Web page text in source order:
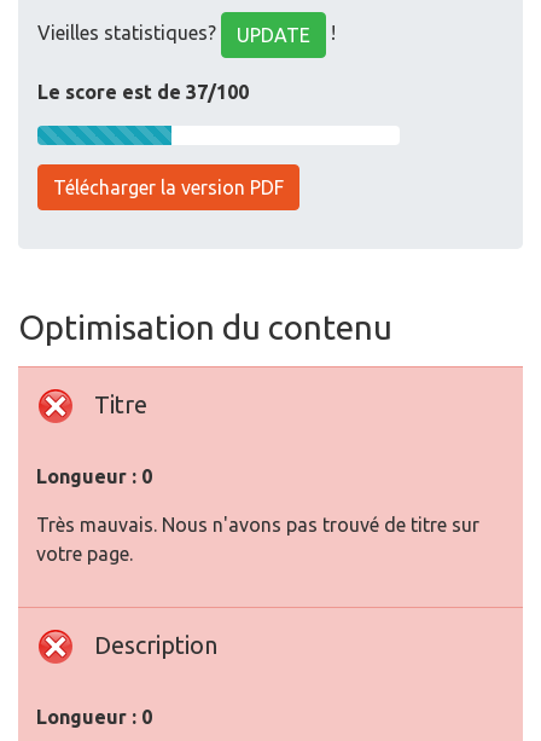
Vieilles statistiques? UPDATE !
Le score est de 37/100
Télécharger la version PDF
Optimisation du contenu
Titre
Longueur : 0
Très mauvais. Nous n'avons pas trouvé de titre sur
votre page.
Description
Longueur : 0